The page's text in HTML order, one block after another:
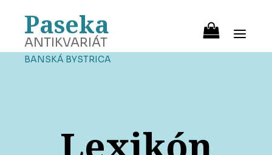
Paseka
ANTIKVARIÁT
BANSKÁ BYSTRICA